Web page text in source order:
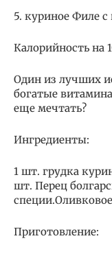
5. куриное Филе
Калорийность на
Один из лучших
богатые
еще мечтать?
Ингредиенты:
1 шт. грудка
шт. Перец
Приготовление: